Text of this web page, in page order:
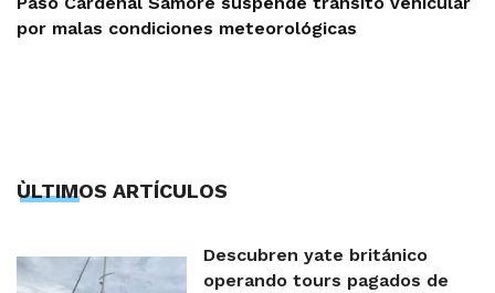
por malas condiciones meteorológicas
ÙLTIMOS ARTÍCULOS
Descubren yate británico
operando tours pagados de